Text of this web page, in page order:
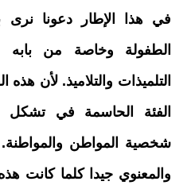
في هذا الإطار دعونا
الطفولة وخاصة من
التلميذات والتلاميذ. لأن
الفئة الحاسمة في
شخصية المواطن والمواطنة.
والمعنوي جيدا كلما كانت